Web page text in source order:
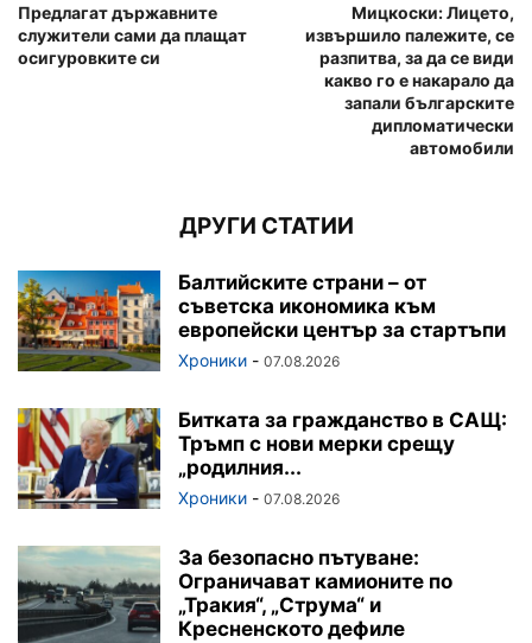
Предлагат държавните
служители сами да плащат
осигуровките си
Мицкоски: Лицето,
извършило палежите, се
разпитва, за да се види
какво го е накарало да
запали българските
дипломатически
автомобили
ДРУГИ СТАТИИ
Балтийските страни – от
съветска икономика към
европейски център за стартъпи
Хроники - 07.08.2026
Битката за гражданство в САЩ:
Тръмп с нови мерки срещу
„родилния...
Хроники - 07.08.2026
За безопасно пътуване:
Ограничават камионите по
„Тракия“, „Струма“ и
Кресненското дефиле